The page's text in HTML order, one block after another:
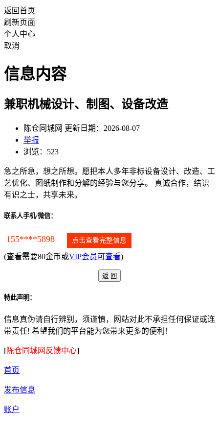
返回首页
刷新页面
个人中心
取消
信息内容
兼职机械设计、制图、设备改造
陈仓同城网 更新日期：2026-08-07
举报
浏览：523
急之所急，想之所想。愿把本人多年非标设备设计、改造、工
艺优化、图纸制作和分解的经验与您分享。 真诚合作，结识
有识之士，共享未来。
联系人手机/微信：
155****5898 点击查看完整信息
(查看需要80金币或VIP会员可查看)
特此声明：
信息真伪请自行辨别，须谨慎，网站对此不承担任何保证或连
带责任! 希望我们的平台能为您带来更多的便利！
[陈仓同城网反馈中心]
首页
发布信息
账户